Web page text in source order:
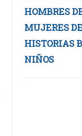
HOMBRES
MUJERES
HISTORIAS
NIÑOS